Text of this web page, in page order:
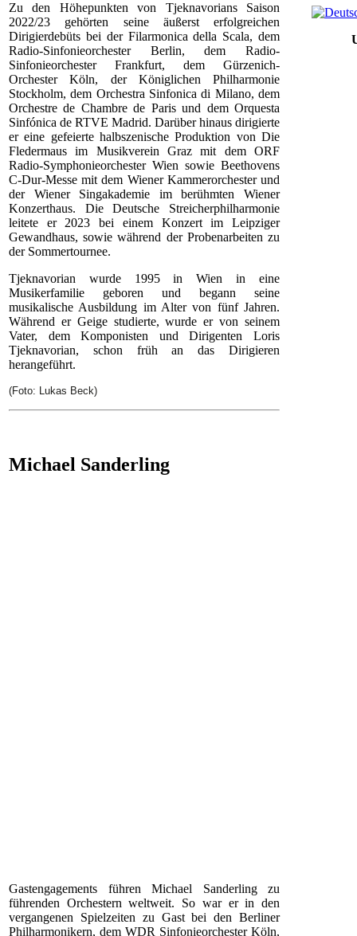
Zu den Höhepunkten von Tjeknavorians Saison
2022/23 gehörten seine äußerst erfolgreichen
Dirigierdebüts bei der Filarmonica della Scala, dem
Radio-Sinfonieorchester Berlin, dem Radio-
Sinfonieorchester Frankfurt, dem Gürzenich-
Orchester Köln, der Königlichen Philharmonie
Stockholm, dem Orchestra Sinfonica di Milano, dem
Orchestre de Chambre de Paris und dem Orquesta
Sinfónica de RTVE Madrid. Darüber hinaus dirigierte
er eine gefeierte halbszenische Produktion von Die
Fledermaus im Musikverein Graz mit dem ORF
Radio-Symphonieorchester Wien sowie Beethovens
C-Dur-Messe mit dem Wiener Kammerorchester und
der Wiener Singakademie im berühmten Wiener
Konzerthaus. Die Deutsche Streicherphilharmonie
leitete er 2023 bei einem Konzert im Leipziger
Gewandhaus, sowie während der Probenarbeiten zu
der Sommertournee.
Tjeknavorian wurde 1995 in Wien in eine
Musikerfamilie geboren und begann seine
musikalische Ausbildung im Alter von fünf Jahren.
Während er Geige studierte, wurde er von seinem
Vater, dem Komponisten und Dirigenten Loris
Tjeknavorian, schon früh an das Dirigieren
herangeführt.
(Foto: Lukas Beck)
Michael Sanderling
Gastengagements führen Michael Sanderling zu
führenden Orchestern weltweit. So war er in den
vergangenen Spielzeiten zu Gast bei den Berliner
Philharmonikern, dem WDR Sinfonieorchester Köln,